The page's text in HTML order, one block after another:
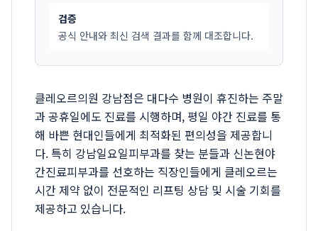
검증
공식 안내와 최신 검색 결과를 함께 대조합니다.
클레오르의원 강남점은 대다수 병원이 휴진하는 주말
과 공휴일에도 진료를 시행하며, 평일 야간 진료를 통
해 바쁜 현대인들에게 최적화된 편의성을 제공합니
다. 특히 강남일요일피부과를 찾는 분들과 신논현야
간진료피부과를 선호하는 직장인들에게 클레오르는
시간 제약 없이 전문적인 리프팅 상담 및 시술 기회를
제공하고 있습니다.